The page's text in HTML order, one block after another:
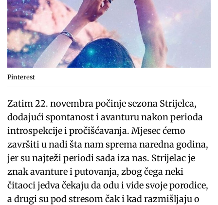
Pinterest
Zatim 22. novembra počinje sezona Strijelca,
dodajući spontanost i avanturu nakon perioda
introspekcije i pročišćavanja. Mjesec ćemo
završiti u nadi šta nam sprema naredna godina,
jer su najteži periodi sada iza nas. Strijelac je
znak avanture i putovanja, zbog čega neki
čitaoci jedva čekaju da odu i vide svoje porodice,
a drugi su pod stresom čak i kad razmišljaju o